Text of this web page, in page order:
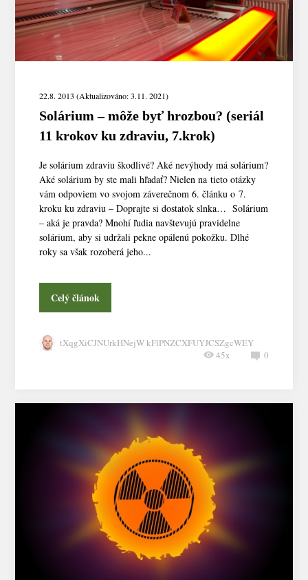
22.8. 2013 (Aktualizováno: 3.11. 2021)
Solárium – môže byť hrozbou? (seriál
11 krokov ku zdraviu, 7.krok)
Je solárium zdraviu škodlivé? Aké nevýhody má solárium?
Aké solárium by ste mali hľadať? Nielen na tieto otázky
vám odpoviem vo svojom záverečnom 6. článku o 7.
kroku ku zdraviu – Doprajte si dostatok slnka… Solárium
– aká je pravda? Mnohí ľudia navštevujú pravidelne
solárium, aby si udržali pekne opálenú pokožku. Dlhé
roky sa však rozoberá jeho...
Celý článok
tXqgXiCJNUrkHNejW kFlPNZCXFUYJCSZgcWEY
0
45x